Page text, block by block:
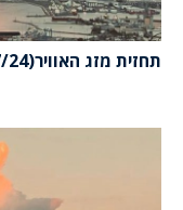
תחזית מזג האוויר(18/07/24): חם מהרגיל והביל בחוף